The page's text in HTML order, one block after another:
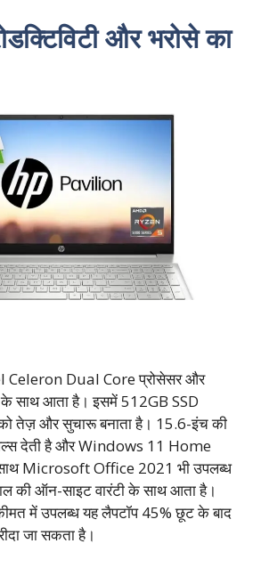
और भरोसे का
Celeron Dual Core प्रोसेसर और
साथ आता है। इसमें 512GB SSD
तेज़ और सुचारू बनाता है। 15.6-इंच की
देती है और Windows 11 Home
Microsoft Office 2021 भी उपलब्ध
की ऑन-साइट वारंटी के साथ आता है।
में उपलब्ध यह लैपटॉप 45% छूट के बाद
जा सकता है।